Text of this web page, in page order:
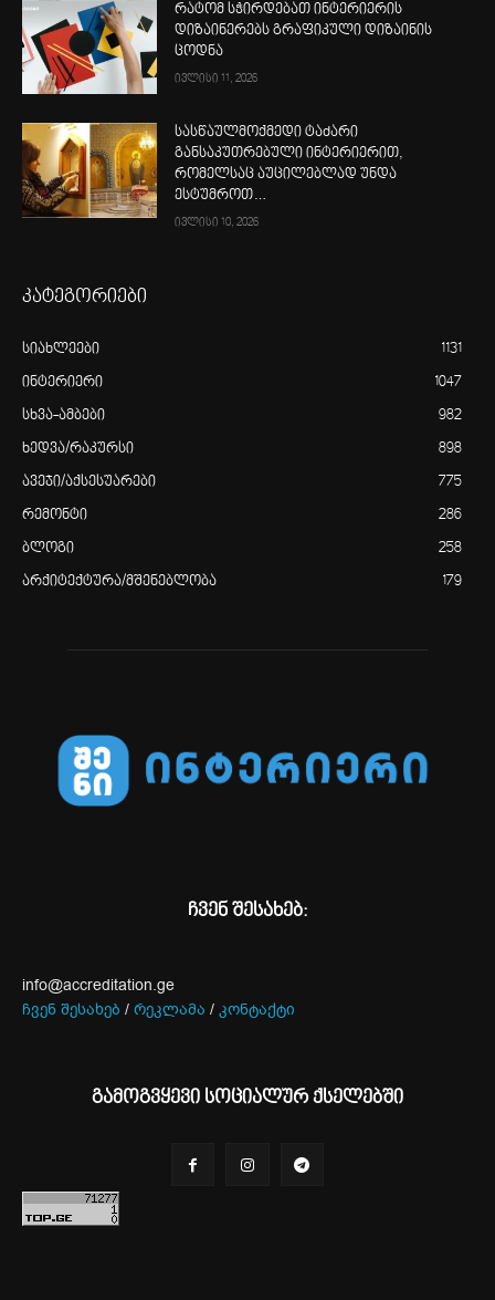
რატომ სჭირდებათ ინტერიერის
დიზაინერებს გრაფიკული დიზაინის
ცოდნა
ივლისი 11, 2026
სასწაულმოქმედი ტაძარი
განსაკუთრებული ინტერიერით,
რომელსაც აუცილებლად უნდა
ესტუმროთ…
ივლისი 10, 2026
კატეგორიები
სიახლეები 1131
ინტერიერი 1047
სხვა-ამბები 982
ხედვა/რაკურსი 898
ავეჯი/აქსესუარები 775
რემონტი 286
ბლოგი 258
არქიტექტურა/მშენებლობა 179
ჩვენ შესახებ:
info@accreditation.ge
ჩვენ შესახებ / რეკლამა / კონტაქტი
გამოგვყევი სოციალურ ქსელებში